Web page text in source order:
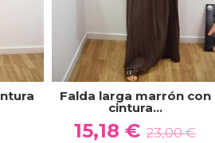
Falda larga marrón con
cintura...
15,18 €23,00 €